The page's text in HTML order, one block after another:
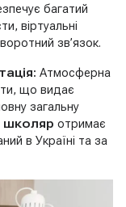
багатий
віртуальні
зв’язок.
Атмосферна
що видає
загальну
школяр отримає
в Україні та за